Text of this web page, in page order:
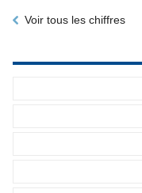
Voir tous les chiffres